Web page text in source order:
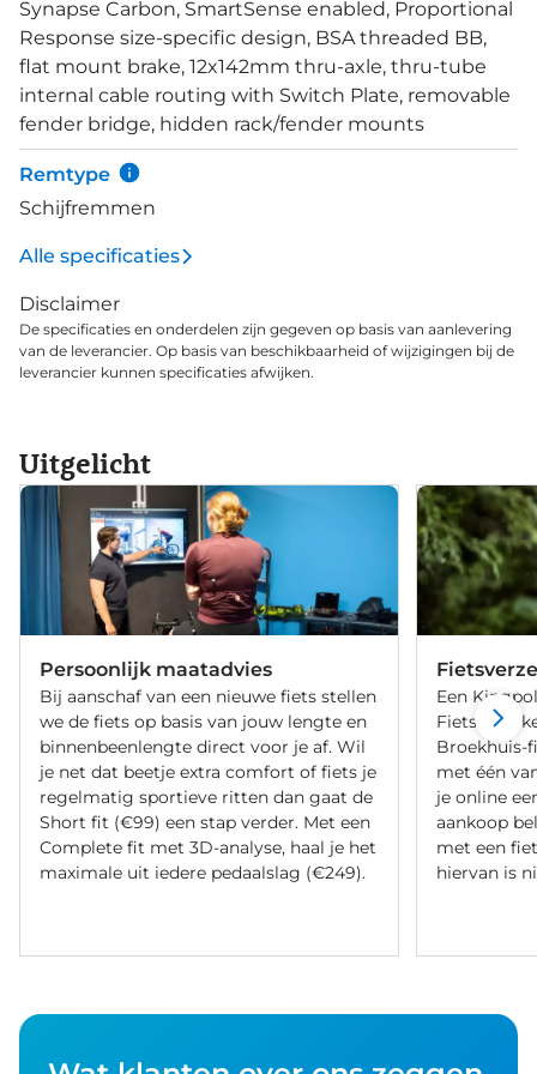
uitgerust met Shimano Ultegra Di2 2x12-speed
groepset met hydraulische schijfremmen. De
letters RLE staat voor het type SmartSense,
namelijk: Lights, Radar en Elektronisch schakelen.
Je beschikt dus over lichten met dagrijverlichting,
een radar voor achteropkomend verkeer en
elektronisch schakelen met Shimano Ultegra Di2.
Synapse Carbon, SmartSense enabled, Proportional
Response size-specific design, BSA threaded BB,
flat mount brake, 12x142mm thru-axle, thru-tube
internal cable routing with Switch Plate, removable
fender bridge, hidden rack/fender mounts
Remtype
Schijfremmen
Alle specificaties
Disclaimer
De specificaties en onderdelen zijn gegeven op basis van aanlevering
van de leverancier. Op basis van beschikbaarheid of wijzigingen bij de
leverancier kunnen specificaties afwijken.
Uitgelicht
Persoonlijk maatadvies
Bij aanschaf van een nieuwe fiets stellen
we de fiets op basis van jouw lengte en
binnenbeenlengte direct voor je af. Wil
je net dat beetje extra comfort of fiets je
regelmatig sportieve ritten dan gaat de
Short fit (€99) een stap verder. Met een
Complete fit met 3D-analyse, haal je het
maximale uit iedere pedaalslag (€249).
Een
Broekhuis-
met één
je online
aankoop
met een
hiervan is